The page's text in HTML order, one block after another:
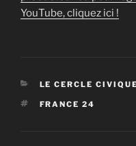
YouTube, cliquez ici !
CATÉGORIES
LE CERCLE CIVIQUE
ÉTIQUETTES
FRANCE 24